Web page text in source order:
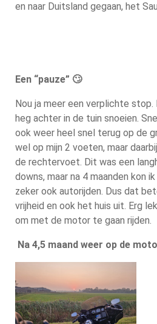
en naar Duitsland gegaan, het
Een “pauze” 🙄
Nou ja meer een verplichte stop.
heg achter in de tuin snoeien.
ook weer heel snel terug op de
wel op mijn 2 voeten, maar
de rechtervoet. Dit was een
downs, maar na 4 maanden kon
zeker ook autorijden. Dus dat
vrijheid en ook het huis uit. Erg
om met de motor te gaan rijden.
Na 4,5 maand weer op de